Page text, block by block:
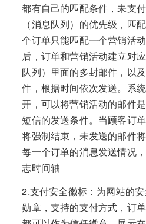
都有自己的匹配条件，未支
（消息队列）的优先级，匹
个订单只能匹配一个营销活
后，订单和营销活动建立对
队列）里面的多封邮件，以
件，根据时间依次发送。系
开，可以将营销活动的邮件
短信的发送条件。当顾客订
将强制结束，未发送的邮件
每一个订单的消息发送情况
志时间轴
2.支付安全徽标：为网站的
勋章，支持的支付方式，订